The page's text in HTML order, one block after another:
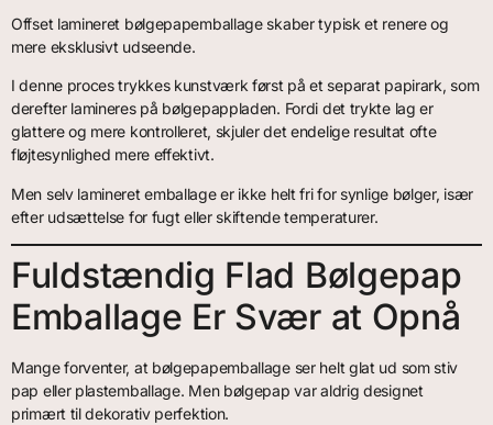
Offset lamineret bølgepapemballage skaber typisk et renere og
mere eksklusivt udseende.
I denne proces trykkes kunstværk først på et separat papirark, som
derefter lamineres på bølgepappladen. Fordi det trykte lag er
glattere og mere kontrolleret, skjuler det endelige resultat ofte
fløjtesynlighed mere effektivt.
Men selv lamineret emballage er ikke helt fri for synlige bølger, især
efter udsættelse for fugt eller skiftende temperaturer.
Fuldstændig Flad Bølgepap
Emballage Er Svær at Opnå
Mange forventer, at bølgepapemballage ser helt glat ud som stiv
pap eller plastemballage. Men bølgepap var aldrig designet
primært til dekorativ perfektion.